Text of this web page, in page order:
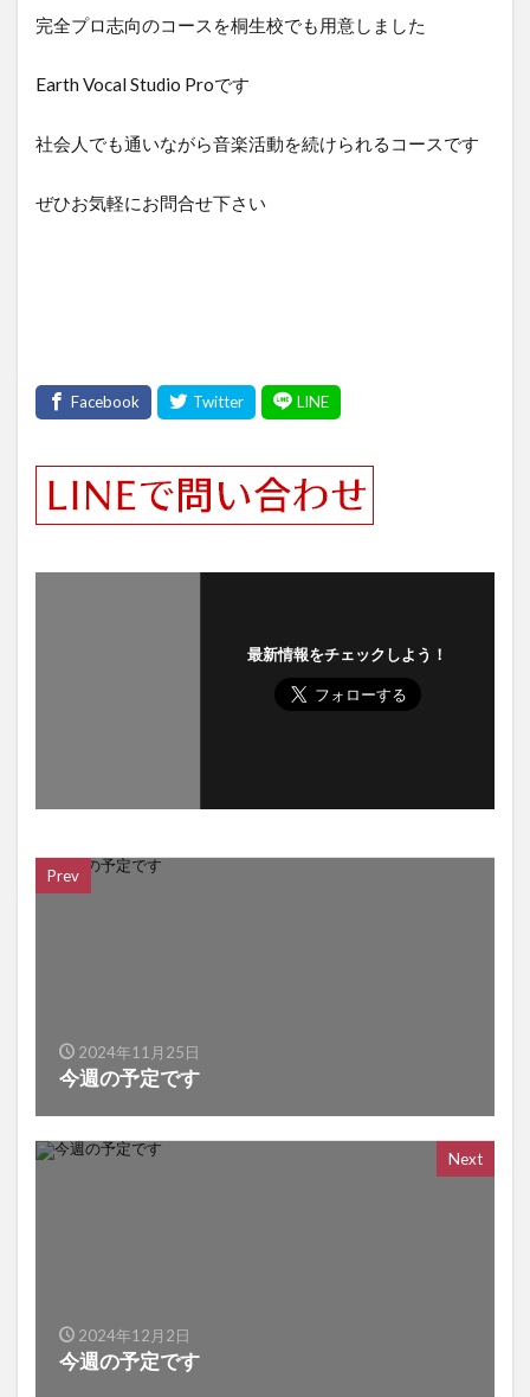
完全プロ志向のコースを桐生校でも用意しました
Earth Vocal Studio Proです
社会人でも通いながら音楽活動を続けられるコースです
ぜひお気軽にお問合せ下さい
最新情報をチェックしよう！
Prev
2024年11月25日
今週の予定です
Next
2024年12月2日
今週の予定です